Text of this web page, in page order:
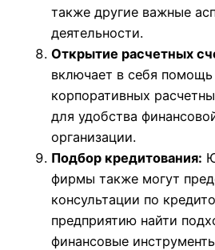
также другие важные
деятельности.
Открытие расчетных
включает в себя
корпоративных
для удобства
организации.
Подбор кредитования:
фирмы также могут
консультации по
предприятию найти
финансовые